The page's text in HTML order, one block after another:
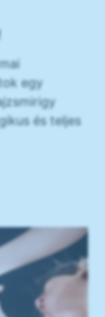
egy
és teljes